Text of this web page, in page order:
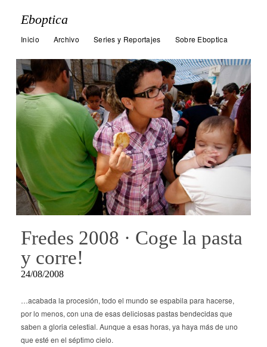
Eboptica
Inicio Archivo Series y Reportajes Sobre Eboptica
Fredes 2008 · Coge la pasta
y corre!
24/08/2008
…acabada la procesión, todo el mundo se espabila para hacerse,
por lo menos, con una de esas deliciosas pastas bendecidas que
saben a gloria celestial. Aunque a esas horas, ya haya más de uno
que esté en el séptimo cielo.